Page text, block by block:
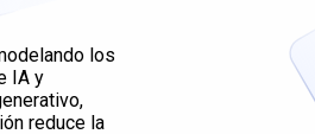
los
IA y
reduce la